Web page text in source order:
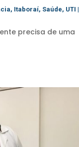
, Itaboraí, Saúde, UTI |
precisa de uma